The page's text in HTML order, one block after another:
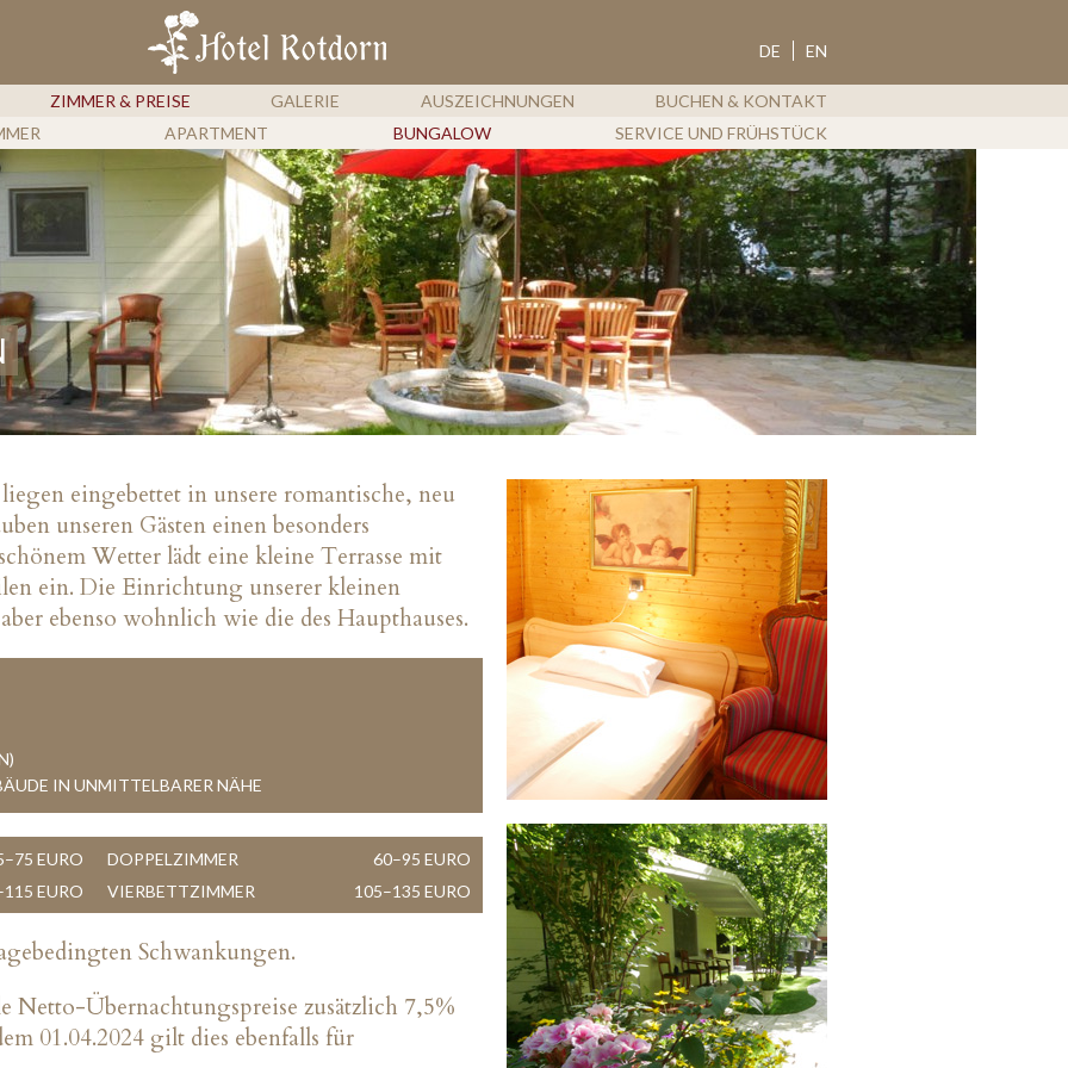
DE EN
ZIMMER & PREISE GALERIE AUSZEICHNUNGEN
BUCHEN & KONTAKT
APARTMENT BUNGALOW SERVICE UND FRÜHSTÜCK
eingebettet in unsere romantische, neu
unseren Gästen einen besonders
Wetter lädt eine kleine Terrasse mit
ein. Die Einrichtung unserer kleinen
ebenso wohnlich wie die des Haupthauses.
IN UNMITTELBARER NÄHE
EURO DOPPELZIMMER
60–95 EURO
EURO VIERBETTZIMMER 105–135 EURO
Schwankungen.
Netto-Übernachtungspreise zusätzlich 7,5%
01.04.2024 gilt dies ebenfalls für